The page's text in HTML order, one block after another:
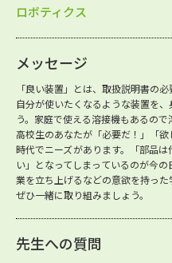
ロボティクス
メッセージ
「良い装置」とは、取扱説明書の
自分が使いたくなるような装置を
う。家庭で使える溶接機もあるので
高校生のあなたが「必要だ！」「
時代でニーズがあります。「部品
い」となってしまっているのが今
業を立ち上げるなどの意欲を持っ
ぜひ一緒に取り組みましょう。
先生への質問